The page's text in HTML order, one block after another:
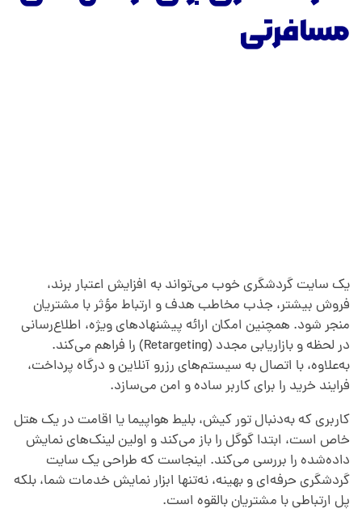
مسافرتی
یک سایت گردشگری خوب می‌تواند به افزایش اعتبار برند،
فروش بیشتر، جذب مخاطب هدف و ارتباط مؤثر با مشتریان
منجر شود. همچنین امکان ارائه پیشنهادهای ویژه، اطلاع‌رسانی
در لحظه و بازاریابی مجدد (Retargeting) را فراهم می‌کند.
به‌علاوه، با اتصال به سیستم‌های رزرو آنلاین و درگاه پرداخت،
فرایند خرید را برای کاربر ساده و امن می‌سازد.
کاربری که به‌دنبال تور کیش، بلیط هواپیما یا اقامت در یک هتل
خاص است، ابتدا گوگل را باز می‌کند و اولین لینک‌های نمایش
داده‌شده را بررسی می‌کند. اینجاست که طراحی یک سایت
گردشگری حرفه‌ای و بهینه، نه‌تنها ابزار نمایش خدمات شما، بلکه
پل ارتباطی با مشتریان بالقوه است.